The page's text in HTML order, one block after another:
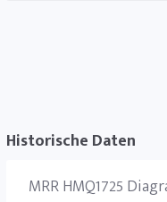
Historische Daten
MRR HMQ1725